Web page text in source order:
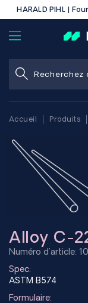
HARALD PIHL |
Accueil Produits
Alloy C-
Numéro d'article:
Spec:
ASTM B574
Formulaire: